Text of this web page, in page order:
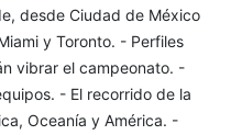
desde Ciudad de México
y Toronto. - Perfiles
vibrar el campeonato. -
- El recorrido de la
Oceanía y América. -